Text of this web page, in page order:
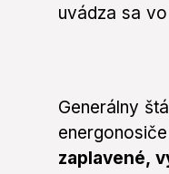
uvádza sa
Generálny
zaplavené,